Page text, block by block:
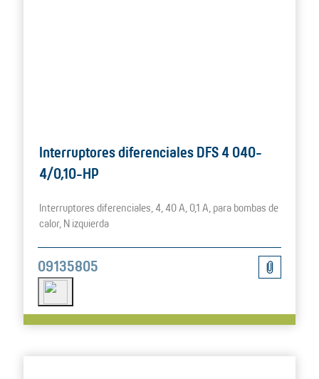
Interruptores diferenciales DFS 4 040-
4/0,10-HP
Interruptores diferenciales, 4, 40 A, 0,1 A, para bombas de
calor, N izquierda
09135805